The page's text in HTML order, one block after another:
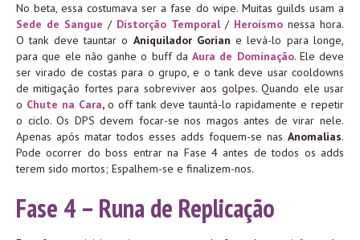
No beta, essa costumava ser a fase do wipe. Muitas guilds usam a
Sede de Sangue / Distorção Temporal/ Heroísmonessa hora.
O tank deve tauntar o Aniquilador Gorian e levá-lo para longe,
para que ele não ganhe o buff da Aura de Dominação. Ele deve
ser virado de costas para o grupo, e o tank deve usar cooldowns
de mitigação fortes para sobreviver aos golpes. Quando ele usar
o Chute na Cara, o off tank deve tauntá-lo rapidamente e repetir
o ciclo. Os DPS devem focar-se nos magos antes de virar nele.
Apenas após matar todos esses adds foquem-se nas Anomalias.
Pode ocorrer do boss entrar na Fase 4 antes de todos os adds
terem sido mortos; Espalhem-se e finalizem-nos.
Fase 4 – Runa de Replicação